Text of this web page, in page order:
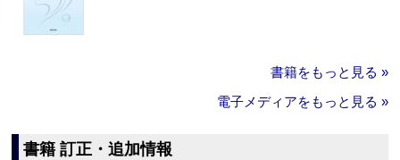
書籍をもっと見る »
電子メディアをもっと見る »
書籍 訂正・追加情報